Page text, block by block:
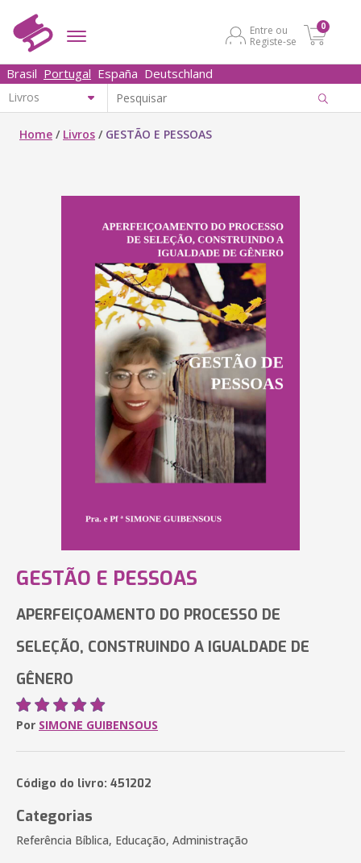
Entre ou
Registe-se
0
Brasil Portugal España Deutschland
Home / Livros / GESTÃO E PESSOAS
GESTÃO E PESSOAS
APERFEIÇOAMENTO DO PROCESSO DE
SELEÇÃO, CONSTRUINDO A IGUALDADE DE
GÊNERO
Por SIMONE GUIBENSOUS
Código do livro: 451202
Categorias
Referência Bíblica, Educação, Administração